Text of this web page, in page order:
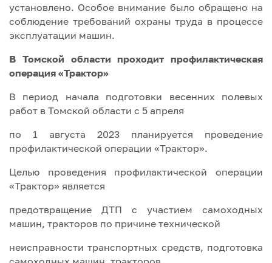
установлено. Особое внимание было обращено на
соблюдение требований охраны труда в процессе
эксплуатации машин.
В Томской области проходит профилактическая
операция «Трактор»
В период начала подготовки весенних полевых
работ в Томской области с 5 апреля
по 1 августа 2023 планируется проведение
профилактической операции «Трактор».
Целью проведения профилактической операции
«Трактор» является
предотвращение ДТП с участием самоходных
машин, тракторов по причине технической
неисправности транспортных средств, подготовка